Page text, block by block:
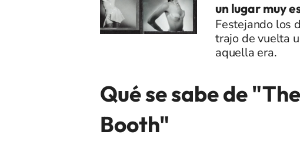
un lugar muy
Festejando los
trajo de vuelta
aquella era.
Qué se sabe de
Booth"